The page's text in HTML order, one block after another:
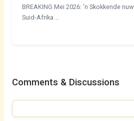
BREAKING Mei 2026: ’n Skokkende
Suid-Afrika …
Comments & Discussions